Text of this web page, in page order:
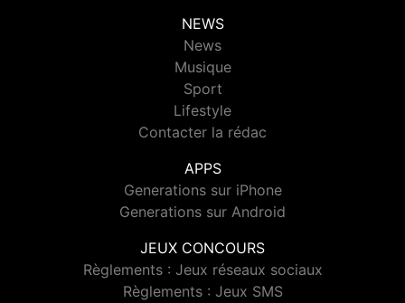
NEWS
News
Musique
Sport
Lifestyle
Contacter la rédac
APPS
Generations sur iPhone
Generations sur Android
JEUX CONCOURS
Règlements : Jeux réseaux sociaux
Règlements : Jeux SMS